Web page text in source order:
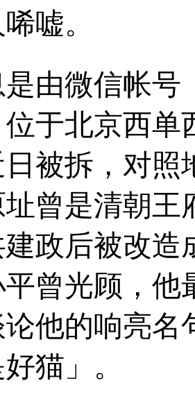
嘘。
由微信帐号
于北京西单
被拆，对照
曾是清朝王
政后被改造
曾光顾，他
他的响亮名
猫」。